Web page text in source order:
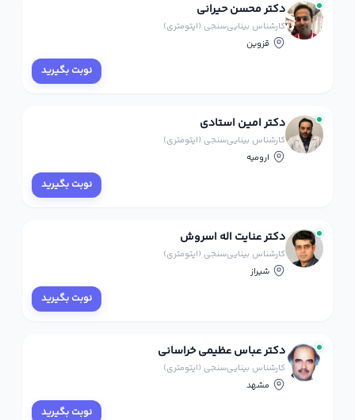
دکتر محسن حیرانی
کارشناس بینایی‌سنجی (اپتومتری)
قزوین
نوبت بگیرید
دکتر امین استادی
کارشناس بینایی‌سنجی (اپتومتری)
ارومیه
نوبت بگیرید
دکتر عنایت اله اسروش
کارشناس بینایی‌سنجی (اپتومتری)
شیراز
نوبت بگیرید
دکتر عباس عظیمی خراسانی
کارشناس بینایی‌سنجی (اپتومتری)
مشهد
نوبت بگیرید